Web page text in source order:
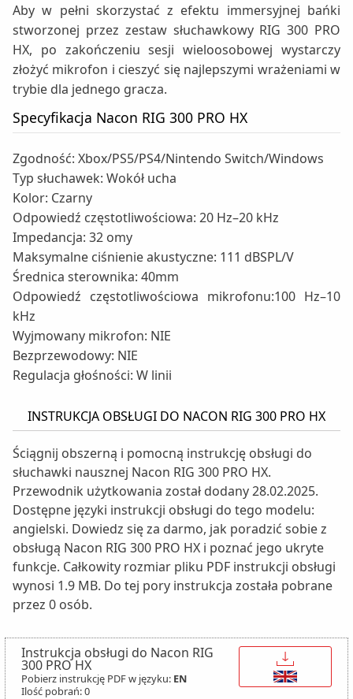
Aby w pełni skorzystać z efektu immersyjnej bańki
stworzonej przez zestaw słuchawkowy RIG 300 PRO
HX, po zakończeniu sesji wieloosobowej wystarczy
złożyć mikrofon i cieszyć się najlepszymi wrażeniami w
trybie dla jednego gracza.
Specyfikacja Nacon RIG 300 PRO HX
Zgodność: Xbox/PS5/PS4/Nintendo Switch/Windows
Typ słuchawek: Wokół ucha
Kolor: Czarny
Odpowiedź częstotliwościowa: 20 Hz–20 kHz
Impedancja: 32 omy
Maksymalne ciśnienie akustyczne: 111 dBSPL/V
Średnica sterownika: 40mm
Odpowiedź częstotliwościowa mikrofonu:100 Hz–10
kHz
Wyjmowany mikrofon: NIE
Bezprzewodowy: NIE
Regulacja głośności: W linii
INSTRUKCJA OBSŁUGI DO NACON RIG 300 PRO HX
Ściągnij obszerną i pomocną instrukcję obsługi do
słuchawki nausznej Nacon RIG 300 PRO HX.
Przewodnik użytkowania został dodany 28.02.2025.
Dostępne języki instrukcji obsługi do tego modelu:
angielski. Dowiedz się za darmo, jak poradzić sobie z
obsługą Nacon RIG 300 PRO HX i poznać jego ukryte
funkcje. Całkowity rozmiar pliku PDF instrukcji obsługi
wynosi 1.9 MB. Do tej pory instrukcja została pobrane
przez 0 osób.
Instrukcja obsługi do Nacon RIG
300 PRO HX
Pobierz instrukcję PDF w języku: EN
Ilość pobrań: 0
↓